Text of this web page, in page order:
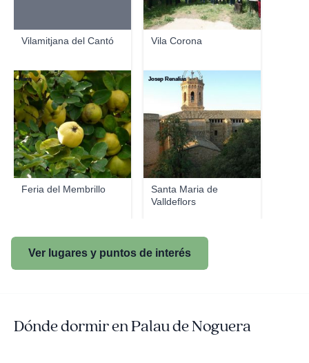
Vilamitjana del Cantó Vila Corona
Feria del Membrillo
Hans
Santa Maria de
Valldeflors
Josep Renalias
Ver lugares y puntos de interés
Dónde dormir en Palau de Noguera